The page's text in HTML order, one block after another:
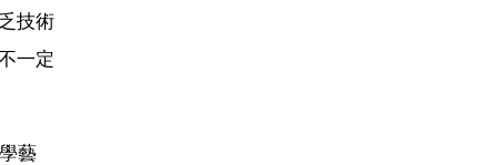
技術
一定
藝